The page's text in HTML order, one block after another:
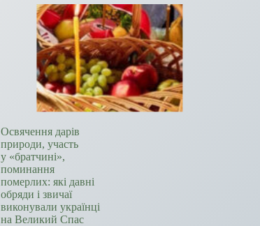
Освячення дарів
природи, участь
у «братчині»,
поминання
померлих: які давні
обряди і звичаї
виконували українці
на Великий Спас